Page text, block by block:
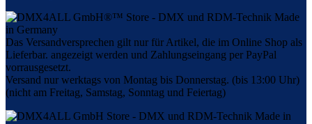
Das Versandversprechen gilt nur für Artikel, die im Online Shop als
Lieferbar. angezeigt werden und Zahlungseingang per PayPal
vorrausgesetzt.
Versand nur werktags von Montag bis Donnerstag. (bis 13:00 Uhr)
(nicht am Freitag, Samstag, Sonntag und Feiertag)